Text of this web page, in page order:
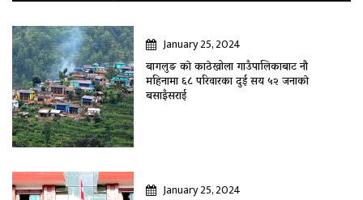
January 25, 2024
बागलुङ काे काठेखोला गाउँपालिकाबाट नौ
महिनामा ६८ परिवारका दुई सय ५२ जनाकाे
बसाइँसराई
January 25, 2024